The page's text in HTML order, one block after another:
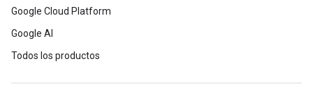
Google Cloud Platform
Google AI
Todos los productos